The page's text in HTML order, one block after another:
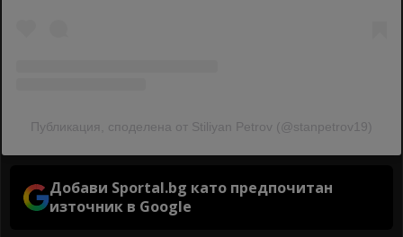
Публикация, споделена от Stiliyan Petrov (@stanpetrov19)
Добави Sportal.bg като предпочитан
източник в Google